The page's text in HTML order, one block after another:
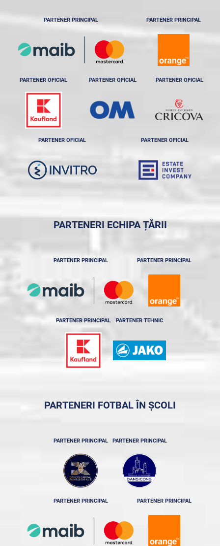
PARTENER PRINCIPAL PARTENER PRINCIPAL
PARTENER OFICIAL PARTENER OFICIAL PARTENER OFICIAL
PARTENER OFICIAL PARTENER OFICIAL
PARTENERI ECHIPA ȚĂRII
PARTENER PRINCIPAL PARTENER PRINCIPAL
PARTENER PRINCIPAL PARTENER TEHNIC
PARTENERI FOTBAL ÎN ȘCOLI
PARTENER PRINCIPAL PARTENER PRINCIPAL
PARTENER PRINCIPAL PARTENER PRINCIPAL